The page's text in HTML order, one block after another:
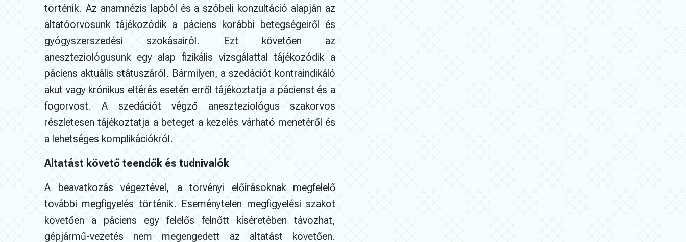
történik. Az anamnézis lapból és a szóbeli konzultáció alapján az
altatóorvosunk tájékozódik a páciens korábbi betegségeiről és
gyógyszerszedési szokásairól. Ezt követően az
aneszteziológusunk egy alap fizikális vizsgálattal tájékozódik a
páciens aktuális státuszáról. Bármilyen, a szedációt kontraindikáló
akut vagy krónikus eltérés esetén erről tájékoztatja a pácienst és a
fogorvost. A szedációt végző aneszteziológus szakorvos
részletesen tájékoztatja a beteget a kezelés várható menetéről és
a lehetséges komplikációkról.
Altatást követő teendők és tudnivalók
A beavatkozás végeztével, a törvényi előírásoknak megfelelő
további megfigyelés történik. Eseménytelen megfigyelési szakot
követően a páciens egy felelős felnőtt kíséretében távozhat,
gépjármű-vezetés nem megengedett az altatást követően.